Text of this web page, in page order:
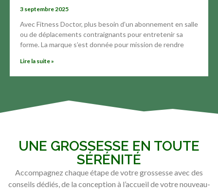
3 septembre 2025
Avec Fitness Doctor, plus besoin d’un abonnement en salle
ou de déplacements contraignants pour entretenir sa
forme. La marque s’est donnée pour mission de rendre
Lire la suite »
UNE GROSSESSE EN TOUTE
SÉRÉNITÉ
Accompagnez chaque étape de votre grossesse avec des
conseils dédiés, de la conception à l’accueil de votre nouveau-